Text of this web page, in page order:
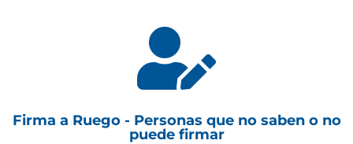

Firma a Ruego - Personas que no saben o no
puede firmar